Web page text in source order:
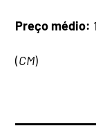
Preço médio:
(CM)